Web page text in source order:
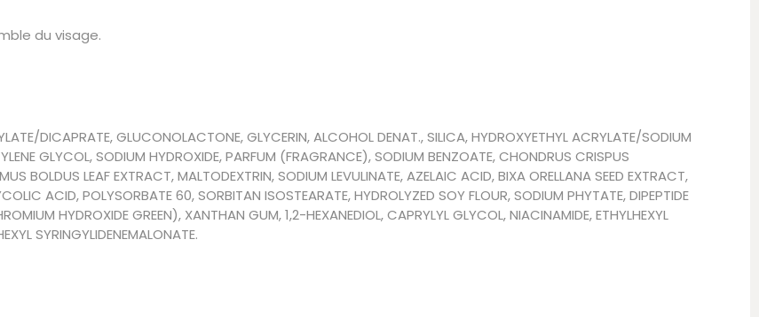
du visage.
DICAPRATE, GLUCONOLACTONE, GLYCERIN, ALCOHOL DENAT., SILICA, HYDROXYETHYL ACRYLATE/SODIUM
GLYCOL, SODIUM HYDROXIDE, PARFUM (FRAGRANCE), SODIUM BENZOATE, CHONDRUS CRISPUS
BOLDUS LEAF EXTRACT, MALTODEXTRIN, SODIUM LEVULINATE, AZELAIC ACID, BIXA ORELLANA SEED EXTRACT,
ACID, POLYSORBATE 60, SORBITAN ISOSTEARATE, HYDROLYZED SOY FLOUR, SODIUM PHYTATE, DIPEPTIDE
HYDROXIDE GREEN), XANTHAN GUM, 1,2-HEXANEDIOL, CAPRYLYL GLYCOL, NIACINAMIDE, ETHYLHEXYL
SYRINGYLIDENEMALONATE.